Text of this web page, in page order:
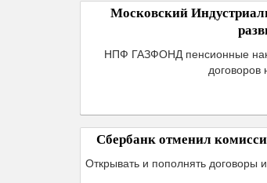
Московский
НПФ ГАЗФОНД пенсионные
договоров
Сбербанк отменил
Открывать и пополнять договоры